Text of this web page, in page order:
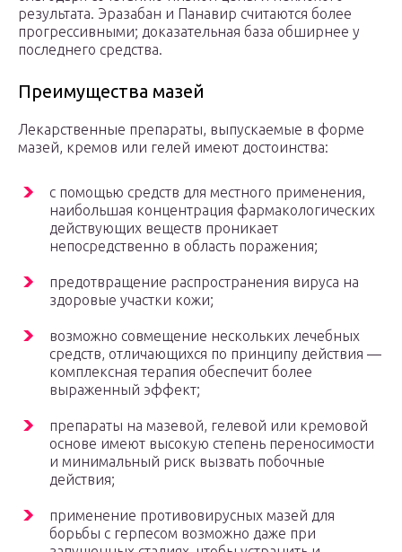
результата. Эразабан и Панавир считаются более
прогрессивными; доказательная база обширнее у
последнего средства.
Преимущества мазей
Лекарственные препараты, выпускаемые в форме
мазей, кремов или гелей имеют достоинства:
с помощью средств для местного применения,
наибольшая концентрация фармакологических
действующих веществ проникает
непосредственно в область поражения;
предотвращение распространения вируса на
здоровые участки кожи;
возможно совмещение нескольких лечебных
средств, отличающихся по принципу действия —
комплексная терапия обеспечит более
выраженный эффект;
препараты на мазевой, гелевой или кремовой
основе имеют высокую степень переносимости
и минимальный риск вызвать побочные
действия;
применение противовирусных мазей для
борьбы с герпесом возможно даже при